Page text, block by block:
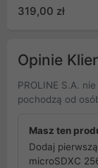
319,00 zł
Opinie
PROLINE S.A.
pochodzą od
Masz ten
Dodaj
microSDXC